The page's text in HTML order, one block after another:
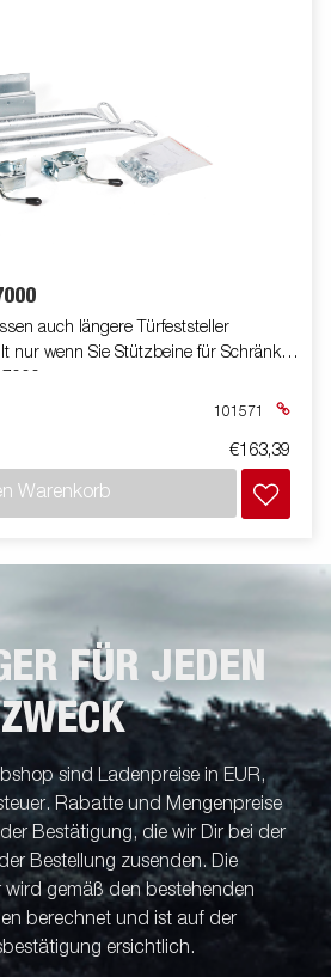
auch längere Türfeststeller
nur wenn Sie Stützbeine für Schränke
101571
€163,39
Warenkorb
FÜR JEDEN
ZWECK
sind Ladenpreise in EUR,
Rabatte und Mengenpreise
Bestätigung, die wir Dir bei der
Bestellung zusenden. Die
wird gemäß den bestehenden
berechnet und ist auf der
ersichtlich.